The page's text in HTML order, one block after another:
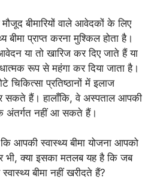
बीमारियों वाले आवेदकों के लिए
बीमा प्राप्त करना मुश्किल होता है।
या तो खारिज कर दिए जाते हैं या
रूप से महंगा कर दिया जाता है।
प्रतिष्ठानों में इलाज
सकते हैं। हालाँकि, वे अस्पताल आपकी
अंतर्गत नहीं आ सकते हैं।
आपकी स्वास्थ्य बीमा योजना आपको
भी, क्या इसका मतलब यह है कि जब
बीमा नहीं खरीदते हैं?